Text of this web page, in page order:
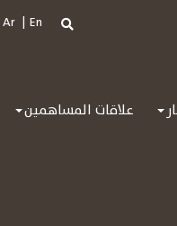
En
Ar
علاقات المساهمين